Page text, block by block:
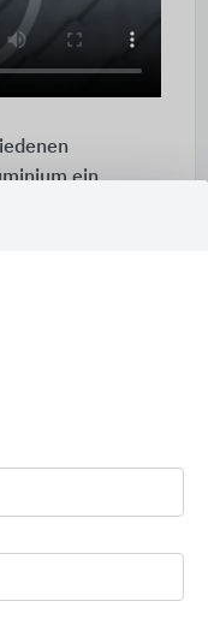
ein
nachhaltige
sind
technische
der